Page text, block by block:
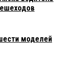
моделей